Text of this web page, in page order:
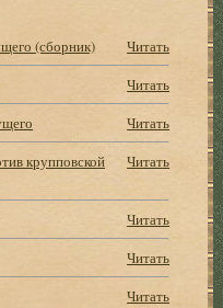
(сборник)
Читать
Читать
Читать
крупповской
Читать
Читать
Читать
Читать